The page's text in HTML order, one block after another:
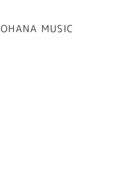
OHANA MUSIC